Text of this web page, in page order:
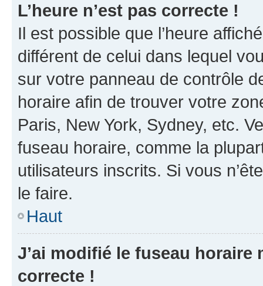
L’heure n’est pas correcte !
Il est possible que l’heure
différent de celui dans lequel
sur votre panneau de contrôle
horaire afin de trouver votre
Paris, New York, Sydney, etc.
fuseau horaire, comme la
utilisateurs inscrits. Si vous
le faire.
Haut
J’ai modifié le fuseau horaire
correcte !